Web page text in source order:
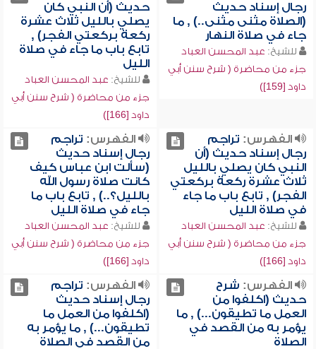
رجال إسناد حديث
(الصلاة مثنى مثنى..) , ما
جاء في صلاة النهار
للشيخ: عبد المحسن العباد
جزء من محاضرة ( شرح سنن أبي
داود [159])
حديث (أن النبي كان
يصلي بالليل ثلاث عشرة
ركعة بركعتي الفجر) ,
تابع باب ما جاء في صلاة
الليل
للشيخ: عبد المحسن العباد
جزء من محاضرة ( شرح سنن أبي
داود [166])
الفهرس: تراجم
رجال إسناد حديث (أن
النبي كان يصلي بالليل
ثلاث عشرة ركعة بركعتي
الفجر) , تابع باب ما جاء
في صلاة الليل
للشيخ: عبد المحسن العباد
جزء من محاضرة ( شرح سنن أبي
داود [166])
الفهرس: تراجم
رجال إسناد حديث
(سألت ابن عباس كيف
كانت صلاة رسول الله
بالليل؟..) , تابع باب ما
جاء في صلاة الليل
للشيخ: عبد المحسن العباد
جزء من محاضرة ( شرح سنن أبي
داود [166])
الفهرس: شرح
حديث (اكلفوا من
العمل ما تطيقون...) , ما
يؤمر به من القصد في
الصلاة
الفهرس: تراجم
رجال إسناد حديث
(اكلفوا من العمل ما
تطيقون...) , ما يؤمر به
من القصد في الصلاة